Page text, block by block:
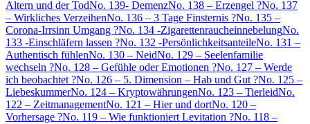
Altern und der TodNo. 139- DemenzNo. 138 – Erzengel ?No. 137
– Wirkliches VerzeihenNo. 136 – 3 Tage Finsternis ?No. 135 –
Corona-Irrsinn Umgang ?No. 134 -ZigarettenraucheinnebelungNo.
133 -Einschläfern lassen ?No. 132 -PersönlichkeitsanteileNo. 131 –
Authentisch fühlenNo. 130 – NeidNo. 129 – Seelenfamilie
wechseln ?No. 128 – Gefühle oder Emotionen ?No. 127 – Werde
ich beobachtet ?No. 126 – 5. Dimension – Hab und Gut ?No. 125 –
LiebeskummerNo. 124 – KryptowährungenNo. 123 – TierleidNo.
122 – ZeitmanagementNo. 121 – Hier und dortNo. 120 –
Vorhersage ?No. 119 – Wie funktioniert Levitation ?No. 118 –